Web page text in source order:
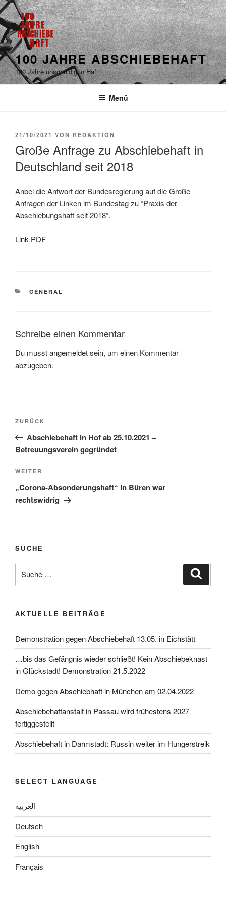
100 JAHRE ABSCHIEBEHAFT
100 Jahre unschuldig in Haft
Menü
21/10/2021 VON REDAKTION
Große Anfrage zu Abschiebehaft in
Deutschland seit 2018
Anbei die Antwort der Bundesregierung auf die Große
Anfragen der Linken im Bundestag zu “Praxis der
Abschiebungshaft seit 2018”.
Link PDF
GENERAL
Schreibe einen Kommentar
Du musstangemeldetsein, um einen Kommentar
abzugeben.
ZURÜCK
Abschiebehaft in Hof ab 25.10.2021 –
Betreuungsverein gegründet
WEITER
„Corona-Absonderungshaft“ in Büren war
rechtswidrig
SUCHE
AKTUELLE BEITRÄGE
Demonstration gegen Abschiebehaft 13.05. in Eichstätt
…bis das Gefängnis wieder schließt! Kein Abschiebeknast
in Glückstadt! Demonstration 21.5.2022
Demo gegen Abschiebhaft in München am 02.04.2022
Abschiebehaftanstalt in Passau wird frühestens 2027
fertiggestellt
Abschiebehaft in Darmstadt: Russin weiter im Hungerstreik
SELECT LANGUAGE
العربية
Deutsch
English
Français